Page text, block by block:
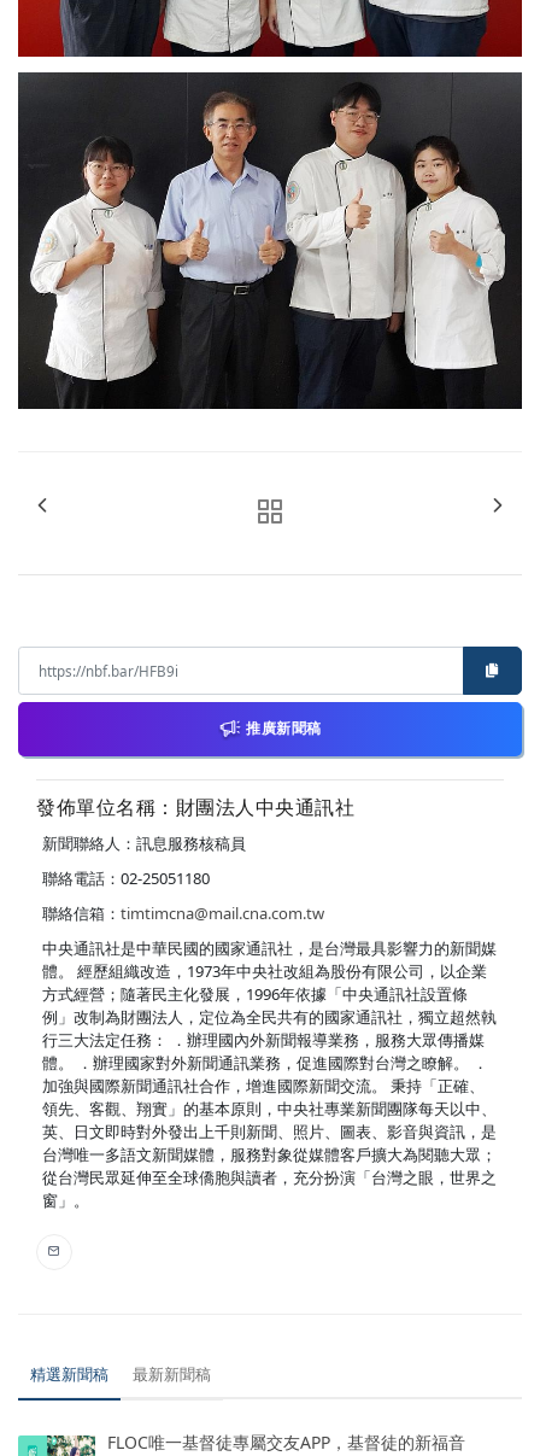
推廣新聞稿
發佈單位名稱：財團法人中央通訊社
新聞聯絡人：訊息服務核稿員
聯絡電話：02-25051180
聯絡信箱： timtimcna@mail.cna.com.tw
中央通訊社是中華民國的國家通訊社，是台灣最具影響力的新聞媒
體。 經歷組織改造，1973年中央社改組為股份有限公司，以企業
方式經營；隨著民主化發展，1996年依據「中央通訊社設置條
例」改制為財團法人，定位為全民共有的國家通訊社，獨立超然執
行三大法定任務： ．辦理國內外新聞報導業務，服務大眾傳播媒
體。 ．辦理國家對外新聞通訊業務，促進國際對台灣之瞭解。 ．
加強與國際新聞通訊社合作，增進國際新聞交流。 秉持「正確、
領先、客觀、翔實」的基本原則，中央社專業新聞團隊每天以中、
英、日文即時對外發出上千則新聞、照片、圖表、影音與資訊，是
台灣唯一多語文新聞媒體，服務對象從媒體客戶擴大為閱聽大眾；
從台灣民眾延伸至全球僑胞與讀者，充分扮演「台灣之眼，世界之
窗」。
精選新聞稿 最新新聞稿
FLOC唯一基督徒專屬交友APP，基督徒的新福音